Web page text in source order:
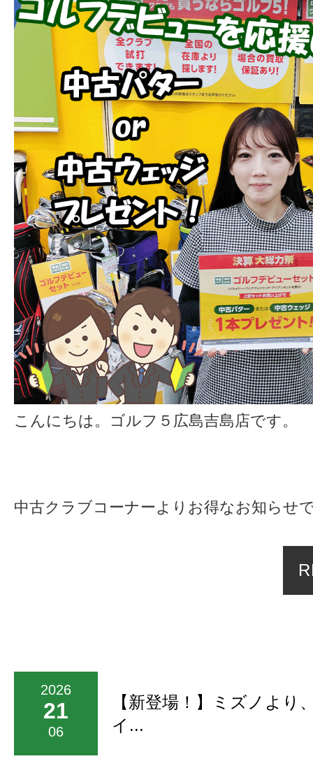
こんにちは。ゴルフ５広島吉島店です。
中古クラブコーナーよりお得なお知らせ
2026
21
06
【新登場！】ミズノより
イ...